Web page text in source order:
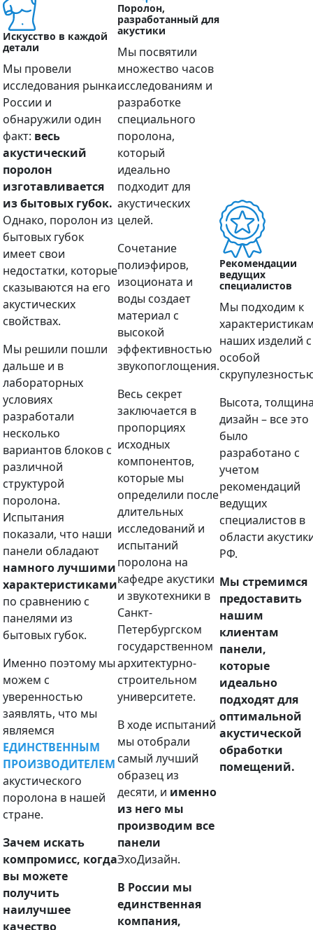
Искусство в каждой
детали
Мы провели
исследования рынка
России и
обнаружили один
факт: весь
акустический
поролон
изготавливается
из бытовых губок.
Однако, поролон из
бытовых губок
имеет свои
недостатки, которые
сказываются на его
акустических
свойствах.
Мы решили пошли
дальше и в
лабораторных
условиях
разработали
несколько
вариантов блоков с
различной
структурой
поролона.
Испытания
показали, что наши
панели обладают
намного лучшими
характеристиками
по сравнению с
панелями из
бытовых губок.
Именно поэтому мы
можем с
уверенностью
заявлять, что мы
являемся
ЕДИНСТВЕННЫМ
ПРОИЗВОДИТЕЛЕМ
акустического
поролона в нашей
стране.
Зачем искать
компромисс, когда
вы можете
получить
наилучшее
качество
Поролон,
разработанный для
акустики
Мы посвятили
множество часов
исследованиям и
разработке
специального
поролона,
который
идеально
подходит для
акустических
целей.
Сочетание
полиэфиров,
изоционата и
воды создает
материал с
высокой
эффективностью
звукопоглощения.
Весь секрет
заключается в
пропорциях
исходных
компонентов,
которые мы
определили после
длительных
исследований и
испытаний
поролона на
кафедре акустики
и звукотехники в
Санкт-
Петербургском
государственном
архитектурно-
строительном
университете.
В ходе испытаний
мы отобрали
самый лучший
образец из
десяти, и именно
из него мы
производим все
панели
ЭхоДизайн.
В России мы
единственная
компания,
Рекомендации
ведущих
специалистов
Мы подходим к
наших изделий с
особой
Высота,
дизайн – все это
было
разработано с
учетом
рекомендаций
ведущих
специалистов в
области
РФ.
Мы стремимся
предоставить
нашим
клиентам
панели,
которые
идеально
подходят для
оптимальной
акустической
обработки
помещений.